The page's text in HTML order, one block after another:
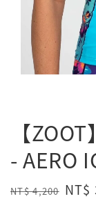
【
- AERO
Regular
NT$ 4,200 Sale
NT$